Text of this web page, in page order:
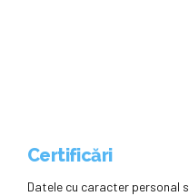
Certificări
Datele cu caracter personal